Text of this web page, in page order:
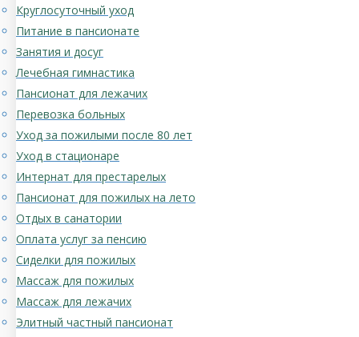
Круглосуточный уход
Питание в пансионате
Занятия и досуг
Лечебная гимнастика
Пансионат для лежачих
Перевозка больных
Уход за пожилыми после 80 лет
Уход в стационаре
Интернат для престарелых
Пансионат для пожилых на лето
Отдых в санатории
Оплата услуг за пенсию
Сиделки для пожилых
Массаж для пожилых
Массаж для лежачих
Элитный частный пансионат